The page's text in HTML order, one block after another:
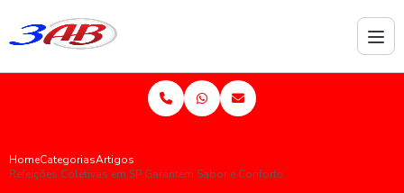
HomeCategoriasArtigos
Refeições Coletivas em SP Garantem Sabor e Conforto